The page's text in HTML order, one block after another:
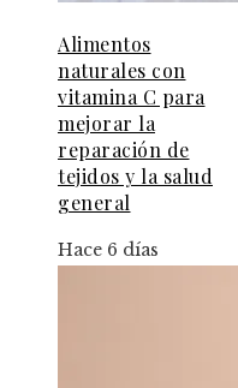
Alimentos
naturales con
vitamina C para
mejorar la
reparación de
tejidos y la salud
general
Hace 6 días